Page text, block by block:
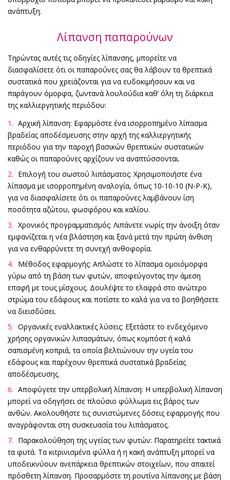
ανάπτυξη.
Λίπανση παπαρούνων
Τηρώντας αυτές τις οδηγίες λίπανσης, μπορείτε να
διασφαλίσετε ότι οι παπαρούνες σας θα λάβουν τα θρεπτικά
συστατικά που χρειάζονται για να ευδοκιμήσουν και να
παράγουν όμορφα, ζωντανά λουλούδια καθ’ όλη τη διάρκεια
της καλλιεργητικής περιόδου:
Αρχική λίπανση: Εφαρμόστε ένα ισορροπημένο λίπασμα
βραδείας αποδέσμευσης στην αρχή της καλλιεργητικής
περιόδου για την παροχή βασικών θρεπτικών συστατικών
καθώς οι παπαρούνες αρχίζουν να αναπτύσσονται.
Επιλογή του σωστού λιπάσματος: Χρησιμοποιήστε ένα
λίπασμα με ισορροπημένη αναλογία, όπως 10-10-10 (N-P-K),
για να διασφαλίσετε ότι οι παπαρούνες λαμβάνουν ίση
ποσότητα αζώτου, φωσφόρου και καλίου.
Χρονικός προγραμματισμός: Λιπάνετε νωρίς την άνοιξη όταν
εμφανίζεται η νέα βλάστηση και ξανά μετά την πρώτη άνθιση
για να ενθαρρύνετε τη συνεχή ανθοφορία.
Μέθοδος εφαρμογής: Απλώστε το λίπασμα ομοιόμορφα
γύρω από τη βάση των φυτών, αποφεύγοντας την άμεση
επαφή με τους μίσχους. Δουλέψτε το ελαφρά στο ανώτερο
στρώμα του εδάφους και ποτίστε το καλά για να το βοηθήσετε
να διεισδύσει.
Οργανικές εναλλακτικές λύσεις: Εξετάστε το ενδεχόμενο
χρήσης οργανικών λιπασμάτων, όπως κομπόστ ή καλά
σαπισμένη κοπριά, τα οποία βελτιώνουν την υγεία του
εδάφους και παρέχουν θρεπτικά συστατικά βραδείας
αποδέσμευσης.
Αποφύγετε την υπερβολική λίπανση: Η υπερβολική λίπανση
μπορεί να οδηγήσει σε πλούσιο φύλλωμα εις βάρος των
ανθών. Ακολουθήστε τις συνιστώμενες δόσεις εφαρμογής που
αναγράφονται στη συσκευασία του λιπάσματος.
Παρακολούθηση της υγείας των φυτών: Παρατηρείτε τακτικά
τα φυτά. Τα κιτρινισμένα φύλλα ή η κακή ανάπτυξη μπορεί να
υποδεικνύουν ανεπάρκεια θρεπτικών στοιχείων, που απαιτεί
πρόσθετη λίπανση. Προσαρμόστε τη ρουτίνα λίπανσης με βάση